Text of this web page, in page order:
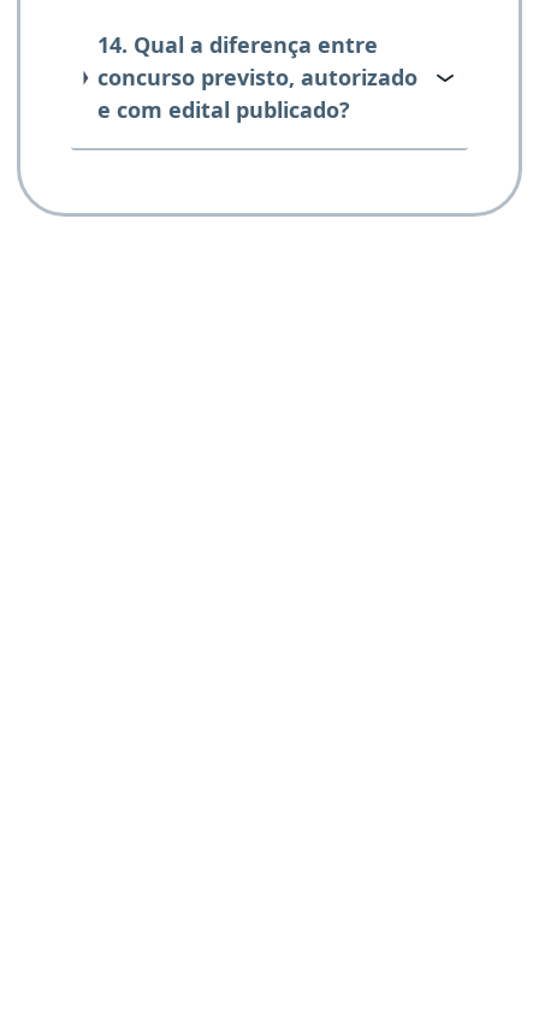
14. Qual a diferença entre
concurso previsto, autorizado
e com edital publicado?